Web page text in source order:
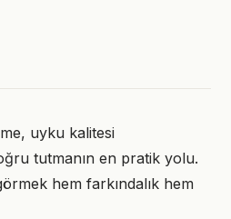
uyku kalitesi
tutmanın en pratik yolu.
hem farkındalık hem